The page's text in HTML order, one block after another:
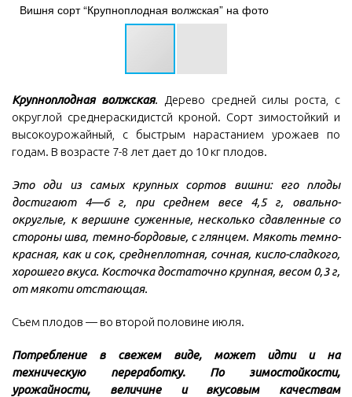
Вишня сорт “Крупноплодная волжская” на фото
Крупноплодная волжская. Дерево средней силы роста, с
округлой среднераскидистсй кроной. Сорт зимостойкий и
высокоурожайный, с быстрым нарастанием урожаев по
годам. В возрасте 7-8 лет дает до 10 кг плодов.
Это оди из самых крупных сортов вишни: его плоды
достигают 4—6 г, при среднем весе 4,5 г, овально-
округлые, к вершине суженные, несколько сдавленные со
стороны шва, темно-бордовые, с глянцем. Мякоть темно-
красная, как и сок, среднеплотная, сочная, кисло-сладкого,
хорошего вкуса. Косточка достаточно крупная, весом 0,3 г,
от мякоти отстающая.
Съем плодов — во второй половине июля.
Потребление в свежем виде, может идти и на
техническую переработку. По зимостойкости,
урожайности, величине и вкусовым качествам